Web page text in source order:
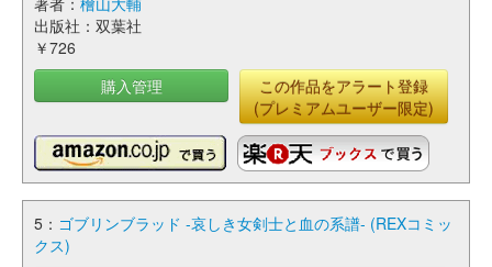
出版社：双葉社
￥726
購入管理
この作品をアラート登録
(プレミアムユーザー限定)
5： ゴブリンブラッド -哀しき女剣士と血の系譜- (REXコミッ
クス)